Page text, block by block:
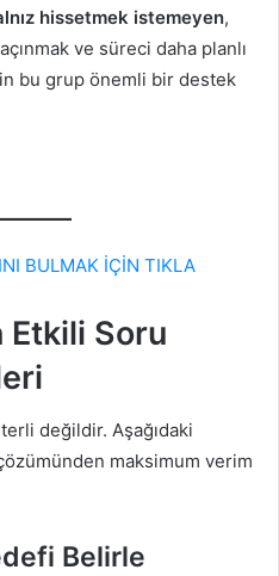
hissetmek istemeyen,
ve süreci daha planlı
bu grup önemli bir destek
BULMAK İÇİN TIKLA
Etkili Soru
değildir. Aşağıdaki
maksimum verim
Belirle